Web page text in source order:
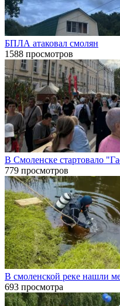
БПЛА атаковал смолян
1588 просмотров
В Смоленске стартовало
779 просмотров
В смоленской реке нашли
693 просмотра